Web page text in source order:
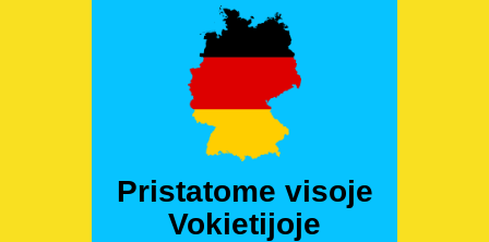
Pristatome visoje
Vokietijoje